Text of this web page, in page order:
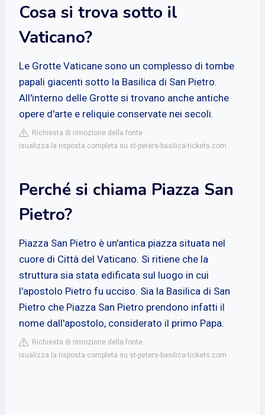
Cosa si trova sotto il
Vaticano?
Le Grotte Vaticane sono un complesso di tombe
papali giacenti sotto la Basilica di San Pietro.
All'interno delle Grotte si trovano anche antiche
opere d'arte e reliquie conservate nei secoli.
Richiesta di rimozione della fonte
isualizza la risposta completa su st-peters-basilica-tickets.com
Perché si chiama Piazza San
Pietro?
Piazza San Pietro è un'antica piazza situata nel
cuore di Città del Vaticano. Si ritiene che la
struttura sia stata edificata sul luogo in cui
l'apostolo Pietro fu ucciso. Sia la Basilica di San
Pietro che Piazza San Pietro prendono infatti il
nome dall'apostolo, considerato il primo Papa.
Richiesta di rimozione della fonte
isualizza la risposta completa su st-peters-basilica-tickets.com